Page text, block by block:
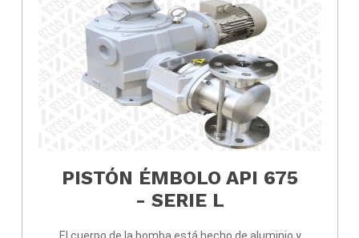
PISTÓN ÉMBOLO API 675
- SERIE L
El cuerpo de la bomba está hecho de aluminio y